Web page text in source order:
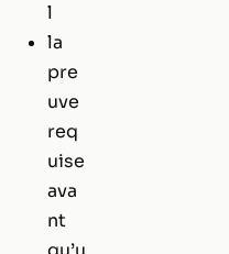
l
la
pre
uve
req
uise
ava
nt